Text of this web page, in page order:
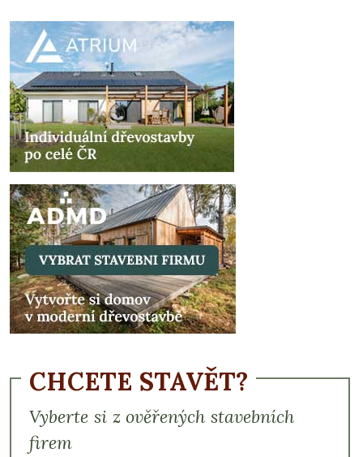
CHCETE STAVĚT?
Vyberte si z ověřených stavebních
firem